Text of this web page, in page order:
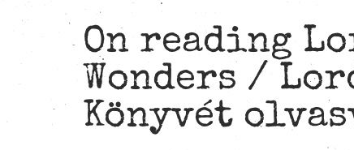
On reading
Wonders /
Könyvét